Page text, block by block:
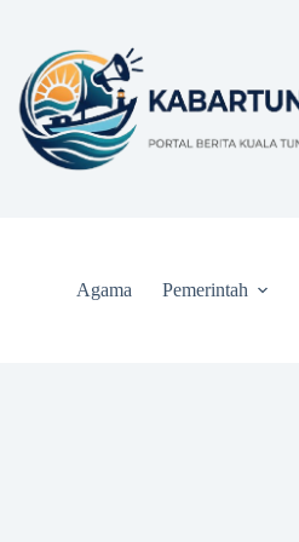
content
Agama Pemerintah